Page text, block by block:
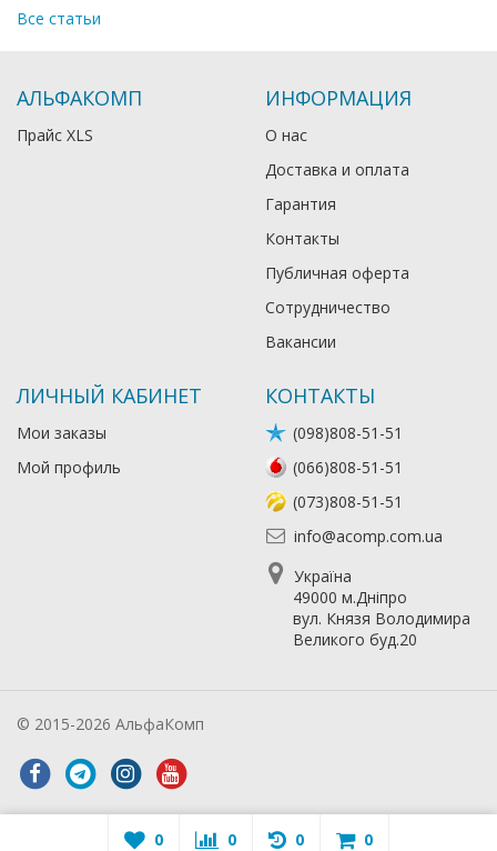
Все статьи
АЛЬФАКОМП
Прайс XLS
ИНФОРМАЦИЯ
О нас
Доставка и оплата
Гарантия
Контакты
Публичная оферта
Сотрудничество
Вакансии
ЛИЧНЫЙ КАБИНЕТ
Мои заказы
Мой профиль
КОНТАКТЫ
(098)808-51-51
(066)808-51-51
(073)808-51-51
info@acomp.com.ua
Україна
49000 м.Дніпро
вул. Князя Володимира
Великого буд.20
© 2015-2026 АльфаКомп
0 0 0 0